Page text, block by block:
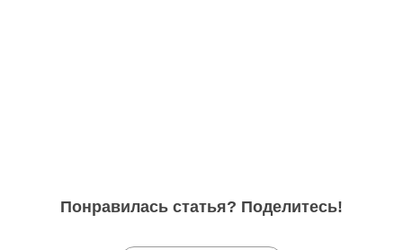
Понравилась статья? Поделитесь!